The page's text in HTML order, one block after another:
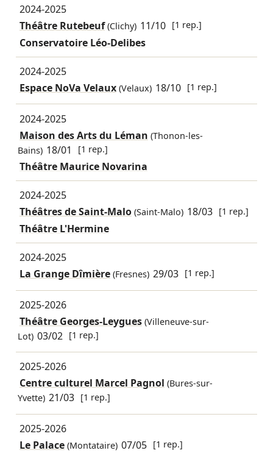
2024-2025
Théâtre Rutebeuf(Clichy) 11/10 [1 rep.]
Conservatoire Léo-Delibes
2024-2025
Espace NoVa Velaux(Velaux) 18/10 [1 rep.]
2024-2025
Maison des Arts du Léman (Thonon-les-
Bains) 18/01 [1 rep.]
Théâtre Maurice Novarina
2024-2025
Théâtres de Saint-Malo(Saint-Malo) 18/03 [1 rep.]
Théâtre L'Hermine
2024-2025
La Grange Dîmière(Fresnes) 29/03 [1 rep.]
2025-2026
Théâtre Georges-Leygues(Villeneuve-sur-
Lot) 03/02 [1 rep.]
2025-2026
Centre culturel Marcel Pagnol (Bures-sur-
Yvette) 21/03 [1 rep.]
2025-2026
Le Palace(Montataire) 07/05 [1 rep.]